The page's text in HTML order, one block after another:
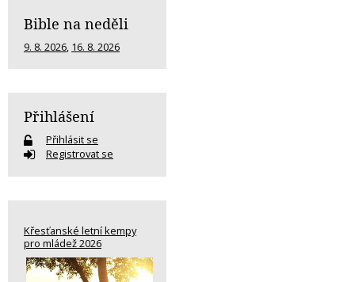
Bible na neděli
9. 8. 2026, 16. 8. 2026
Přihlášení
Přihlásit se
Registrovat se
Křesťanské letní kempy
pro mládež 2026